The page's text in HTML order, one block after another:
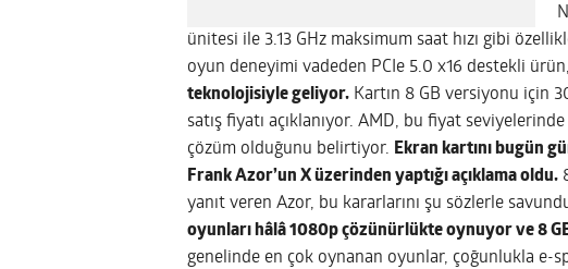
ünitesi ile 3.13 GHz maksimum saat hızı gibi
oyun deneyimi vadeden PCIe 5.0 x16 destekli ürün,
teknolojisiyle geliyor. Kartın 8 GB versiyonu için
satış fiyatı açıklanıyor. AMD, bu fiyat
çözüm olduğunu belirtiyor. Ekran kartını bugün
Frank Azor’un X üzerinden yaptığı açıklama oldu.
yanıt veren Azor, bu kararlarını şu sözlerle
oyunları hâlâ 1080p çözünürlükte oynuyor ve 8
genelinde en çok oynanan oyunlar, çoğunlukla e-